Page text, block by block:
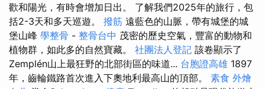
歡和陽光，有時會增加日出。 了解我們2025年的旅行，包
括2-3天和多天巡遊。 撥筋 遠藍色的山脈，帶有城堡的城
堡山峰 學整骨 - 整骨台中 茂密的歷史空氣，豐富的動物和
植物群，如此多的自然寶藏。 社團法人登記 該卷顯示了
Zemplén山上最狂野的北部街區的味道... 台胞證高雄 1897
年，齒輪鐵路首次進入下奧地利最高山的頂部。 素食 外燴